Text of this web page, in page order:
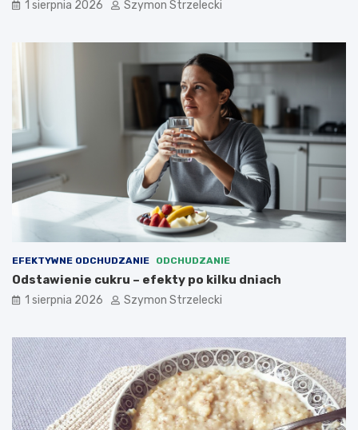
1 sierpnia 2026 Szymon Strzelecki
EFEKTYWNE ODCHUDZANIE ODCHUDZANIE
Odstawienie cukru – efekty po kilku dniach
1 sierpnia 2026 Szymon Strzelecki